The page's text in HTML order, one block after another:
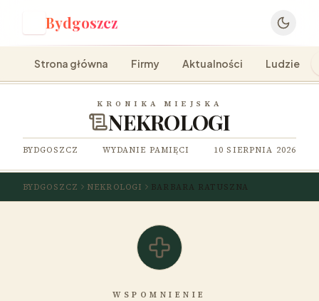
Bydgoszcz
Strona główna Firmy Aktualności Ludzie
KRONIKA MIEJSKA
NEKROLOGI
BYDGOSZCZ WYDANIE PAMIĘCI 10 SIERPNIA 2026
BYDGOSZCZ NEKROLOGI BARBARA RATUSZNA
WSPOMNIENIE